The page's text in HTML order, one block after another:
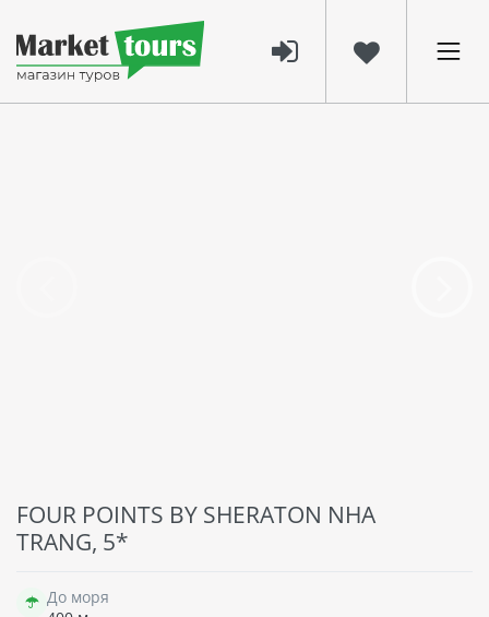
FOUR POINTS BY SHERATON NHA
TRANG, 5*
До моря